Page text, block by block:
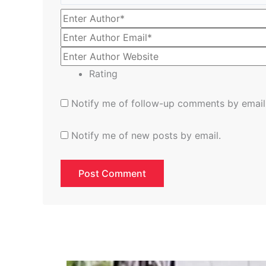
Rating
Notify me of follow-up comments by
Notify me of new posts by email.